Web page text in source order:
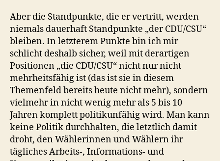
Aber die Standpunkte, die er vertritt, werden
niemals dauerhaft Standpunkte „der CDU/CSU“
bleiben. In letzterem Punkte bin ich mir
schlicht deshalb sicher, weil mit derartigen
Positionen „die CDU/CSU“ nicht nur nicht
mehrheitsfähig ist (das ist sie in diesem
Themenfeld bereits heute nicht mehr), sondern
vielmehr in nicht wenig mehr als 5 bis 10
Jahren komplett politikunfähig wird. Man kann
keine Politik durchhalten, die letztlich damit
droht, den Wählerinnen und Wählern ihr
tägliches Arbeits-, Informations- und